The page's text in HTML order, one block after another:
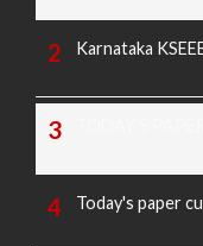
Karnataka
Today's paper